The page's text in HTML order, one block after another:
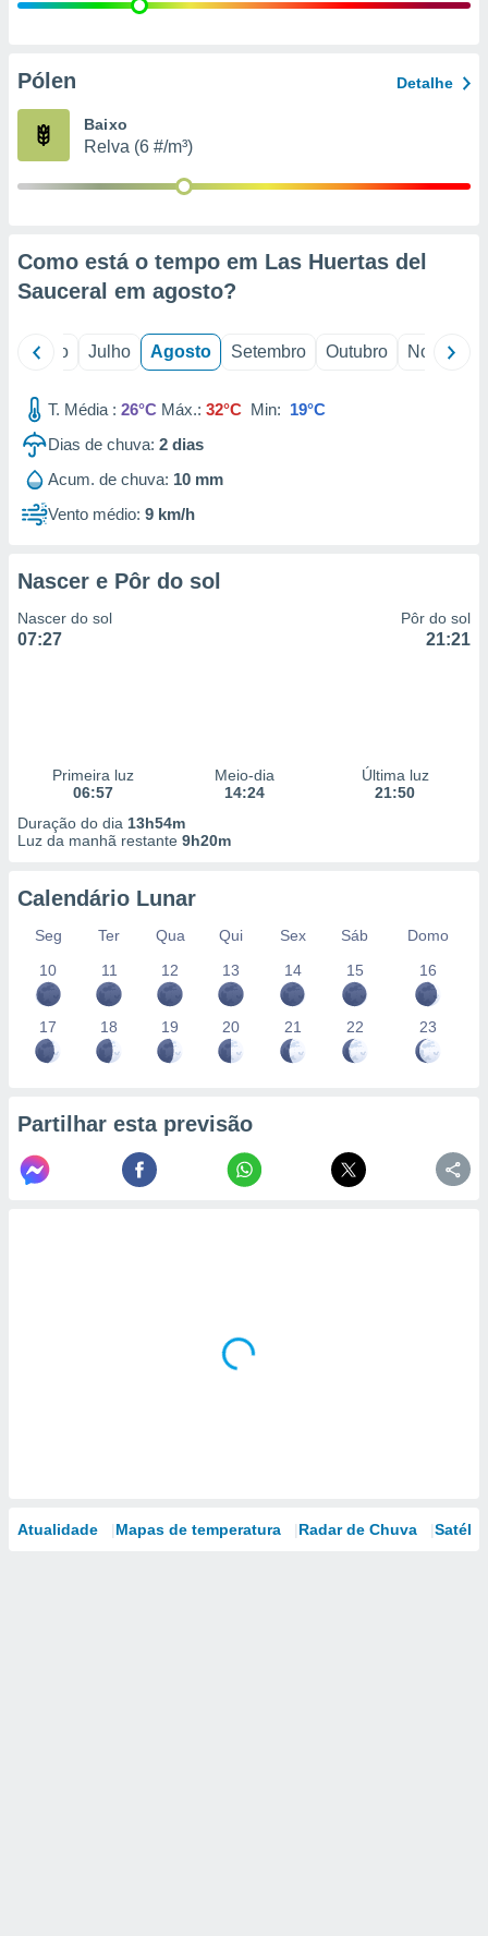
e
de
Pólen Detalhe
Baixo
Relva (6 #/m³)
Como está o tempo em Las Huertas del
Sauceral em agosto?
Junho Julho Agosto Setembro Outubro Novembro
T. Média : 26°C Máx.: 32°C Min: 19°C
Dias de chuva: 2 dias
Acum. de chuva: 10 mm
Vento médio: 9 km/h
Nascer e Pôr do sol
Nascer do sol
07:27
Pôr do sol
21:21
Primeira luz
06:57
Meio-dia
14:24
Última luz
21:50
Duração do dia 13h54m
Luz da manhã restante 9h20m
Calendário Lunar
Seg Ter Qua Qui Sex Sáb
Domo
10
11 12 13 14 15 16
17 18 19 20 21 22 23
Partilhar esta previsão
Atualidade Mapas de temperatura Radar de Chuva